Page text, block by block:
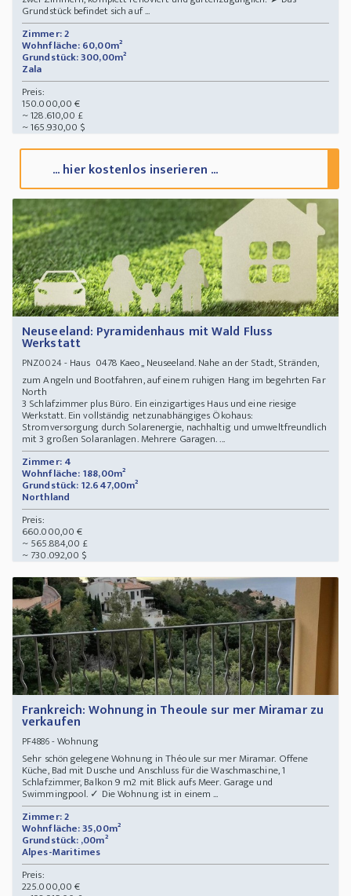
Grundstück befindet sich auf ...
Zimmer: 2
Wohnfläche: 60,00m²
Grundstück: 300,00m²
Zala
Preis:
150.000,00 €
~ 128.610,00 £
~ 165.930,00 $
... hier kostenlos inserieren ...
Neuseeland: Pyramidenhaus mit Wald Fluss
Werkstatt
PNZ0024- Haus 0478 Kaeo,, Neuseeland. Nahe an der Stadt, Stränden,
zum Angeln und Bootfahren, auf einem ruhigen Hang im begehrten Far
North
3 Schlafzimmer plus Büro. Ein einzigartiges Haus und eine riesige
Werkstatt. Ein vollständig netzunabhängiges Ökohaus:
Stromversorgung durch Solarenergie, nachhaltig und umweltfreundlich
mit 3 großen Solaranlagen. Mehrere Garagen. ...
Zimmer: 4
Wohnfläche: 188,00m²
Grundstück: 12.647,00m²
Northland
Preis:
660.000,00 €
~ 565.884,00 £
~ 730.092,00 $
Frankreich: Wohnung in Theoule sur mer Miramar zu
verkaufen
PF4886- Wohnung
Sehr schön gelegene Wohnung in Théoule sur mer Miramar. Offene
Küche, Bad mit Dusche und Anschluss für die Waschmaschine, 1
Schlafzimmer, Balkon 9 m2 mit Blick aufs Meer. Garage und
Swimmingpool. ✓ Die Wohnung ist in einem ...
Zimmer: 2
Wohnfläche: 35,00m²
Grundstück: ,00m²
Alpes-Maritimes
Preis:
225.000,00 €